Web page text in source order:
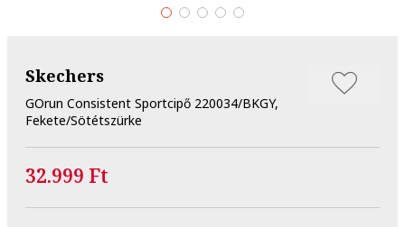
Skechers
GOrun Consistent Sportcipő 220034/BKGY,
Fekete/Sötétszürke
32.999 Ft